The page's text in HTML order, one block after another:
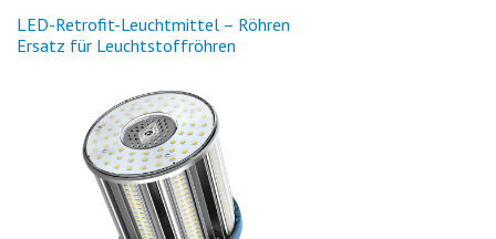
LED-Retrofit-Leuchtmittel – Röhren
Ersatz für Leuchtstoffröhren